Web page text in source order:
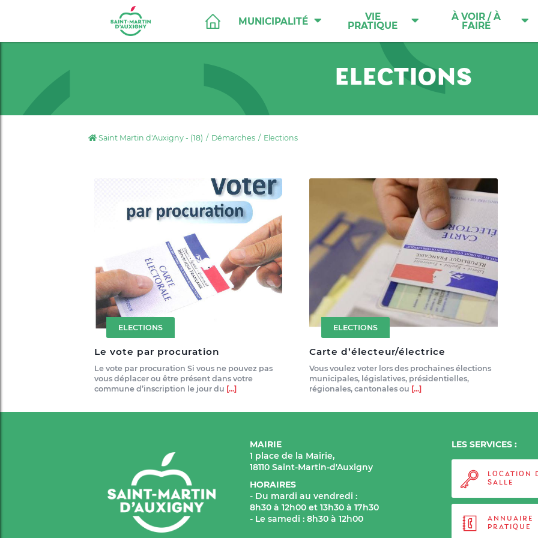
MUNICIPALITÉ VIE
PRATIQUE
À VOIR / À
FAIRE
ELECTIONS
Saint Martin d'Auxigny - (18) Démarches Elections
ELECTIONS
Le vote par procuration
Le vote par procuration Si vous ne pouvez pas
vous déplacer ou être présent dans votre
commune d’inscription le jour du [...]
ELECTIONS
Carte d’électeur/électrice
Vous voulez voter lors des prochaines élections
municipales, législatives, présidentielles,
régionales, cantonales ou [...]
MAIRIE
1 place de la Mairie,
18110 Saint-Martin-d'Auxigny
HORAIRES
- Du mardi au vendredi :
8h30 à 12h00 et 13h30 à 17h30
- Le samedi : 8h30 à 12h00
LES SERVICES :
LOCATION
SALLE
ANNUAIRE
PRATIQUE